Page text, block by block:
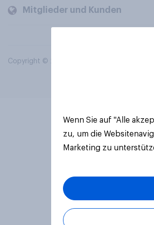
Mitglieder und Kunden
Copyright © 2026 YouGov PLC. Alle Rechte
Wenn Sie auf "Alle
zu, um die
Marketing zu